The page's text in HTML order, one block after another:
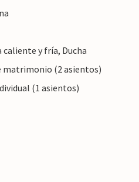
caliente y fría, Ducha
matrimonio (2 asientos)
(1 asientos)